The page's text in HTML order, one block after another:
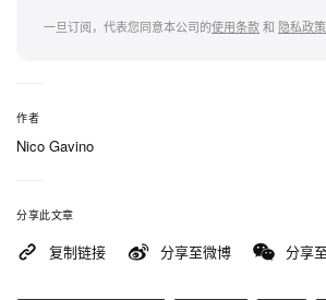
牌创始人兼创意总监 John-Ruben
必看上去很机能，却拥有高性能的
跑步前就想穿上，也愿意在跑完之
UNNA 的 Spring/Summer 2027 系
季全球发售，届时将登陆品牌官网
一旦订阅，代表您同意本公司的使用条款和 隐私政策
作者
Nico Gavino
分享此文章
复制链接 分享至微博 分享